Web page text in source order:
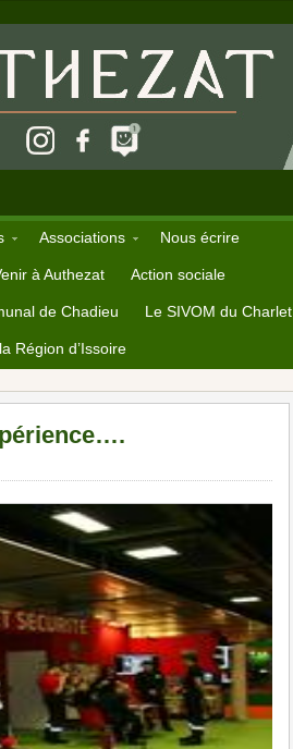
Associations Nous écrire
à Authezat Action sociale
de Chadieu Le SIVOM du Charlet
Région d’Issoire